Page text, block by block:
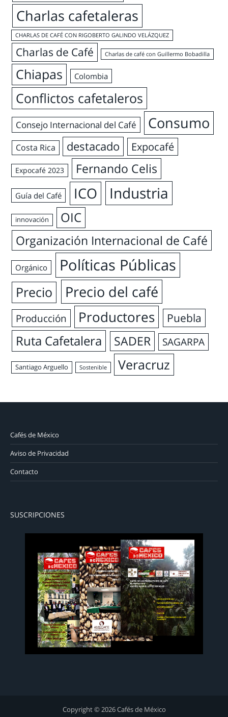
Charlas cafetaleras
CHARLAS DE CAFÉ CON RIGOBERTO GALINDO VELÁZQUEZ
Charlas de Café Charlas de café con Guillermo Bobadilla
Chiapas Colombia
Conflictos cafetaleros
Consejo Internacional del Café Consumo
Costa Rica destacado Expocafé
Expocafé 2023 Fernando Celis
Guía del Café ICO Industria
innovación
OIC
Organización Internacional de Café
Orgánico Políticas Públicas
Precio Precio del café
Producción Productores Puebla
Ruta Cafetalera SADER SAGARPA
Santiago Arguello Sostenible Veracruz
Cafés de México
Aviso de Privacidad
Contacto
SUSCRIPCIONES
Copyright © 2026 Cafés de México